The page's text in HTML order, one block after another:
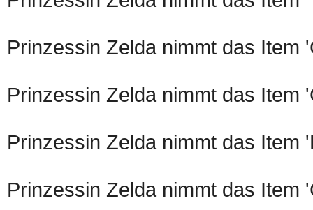
Prinzessin Zelda nimmt das Item
Prinzessin Zelda nimmt das Item
Prinzessin Zelda nimmt das Item
Prinzessin Zelda nimmt das Item